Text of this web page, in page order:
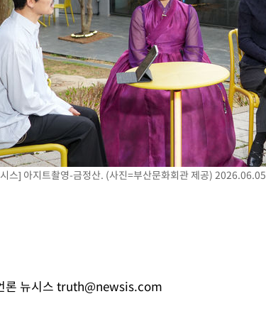
스] 아지트촬영-금정산. (사진=부산문화회관 제공) 2026.06.05
뉴시스 truth@newsis.com